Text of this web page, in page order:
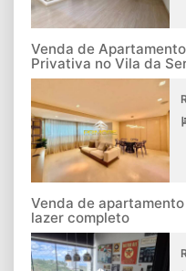
Venda de
Privativa no Vila da
Venda de
lazer completo